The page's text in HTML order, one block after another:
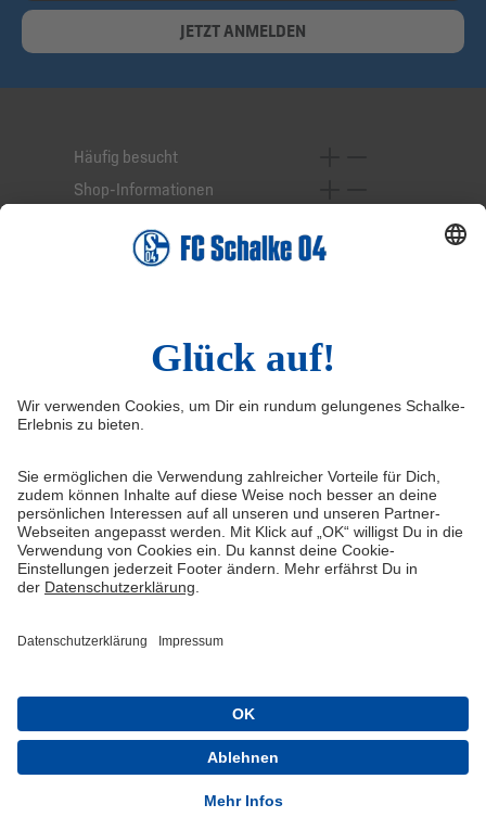
JETZT ANMELDEN
Häufig besucht
Shop-Informationen
Service-Hotline
Widerruf Vertrag widerrufen
AGB
Cookie-Einstellungen
Datenschutzerklärung Impressum